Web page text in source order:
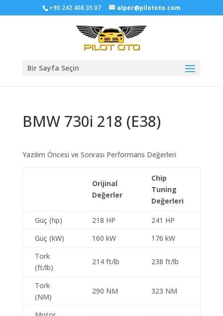
+90 242 408 35 07 alper@pilototo.com
Bir Sayfa Seçin
BMW 730i 218 (E38)
Yazılım Öncesi ve Sonrası Performans Değerleri
Orijinal
Değerler
Chip
Tuning
Değerleri
Güç (hp) 218 HP
241 HP
Güç (kW)
160 kW
176 kW
Tork
(ft/lb)
214 ft/lb 238 ft/lb
Tork
(NM)
290 NM 323 NM